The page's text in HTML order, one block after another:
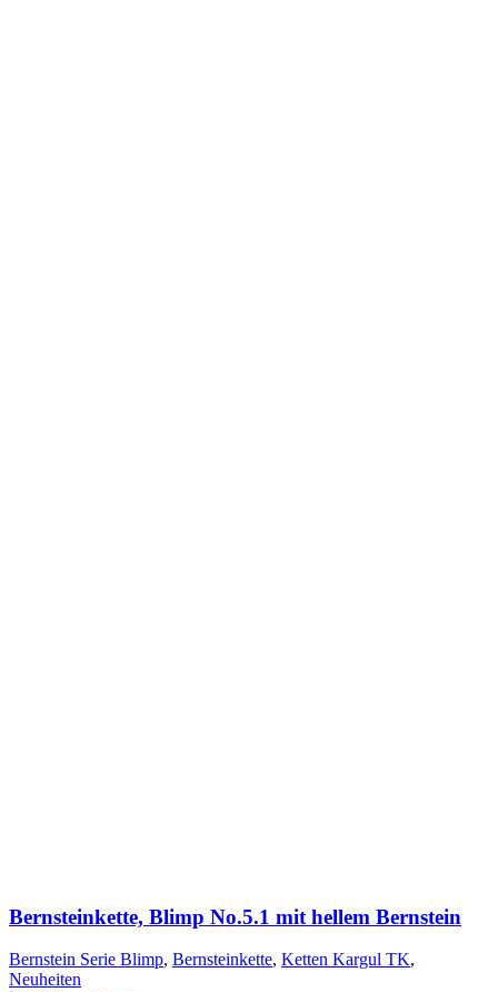
Bernsteinkette, Blimp No.5.1 mit hellem Bernstein
Bernstein Serie Blimp, Bernsteinkette, Ketten Kargul TK,
Neuheiten